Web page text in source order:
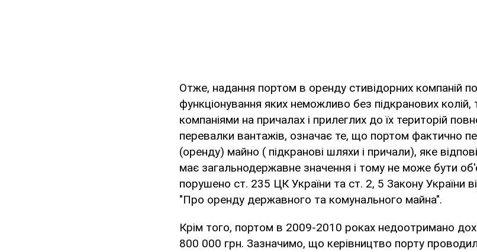
Отже, надання портом в оренду стивідорних компаній
функціонування яких неможливо без підкранових колій,
компаніями на причалах і прилеглих до їх територій
перевалки вантажів, означає те, що портом фактично
(оренду) майно ( підкранові шляхи і причали), яке
має загальнодержавне значення і тому не може бути
порушено ст. 235 ЦК України та ст. 2, 5 Закону України
"Про оренду державного та комунального майна".
Крім того, портом в 2009-2010 роках недоотримано
800 000 грн. Зазначимо, що керівництво порту